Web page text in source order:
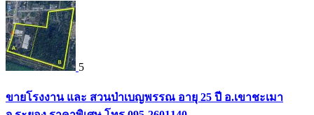
5
ขายโรงงาน และ สวนป่าเบญพรรณ อายุ 25 ปี อ.เขาชะเมา